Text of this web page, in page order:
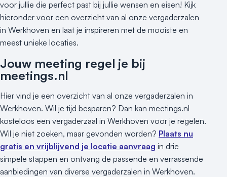
voor jullie die perfect past bij jullie wensen en eisen! Kijk
hieronder voor een overzicht van al onze vergaderzalen
in Werkhoven en laat je inspireren met de mooiste en
meest unieke locaties.
Jouw meeting regel je bij
meetings.nl
Hier vind je een overzicht van al onze vergaderzalen in
Werkhoven. Wil je tijd besparen? Dan kan meetings.nl
kosteloos een vergaderzaal in Werkhoven voor je regelen.
Wil je niet zoeken, maar gevonden worden? Plaats nu
gratis en vrijblijvend je locatie aanvraag in drie
simpele stappen en ontvang de passende en verrassende
aanbiedingen van diverse vergaderzalen in Werkhoven.